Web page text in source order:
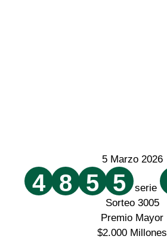
5 Marzo 2026
4 8 5 5 serie
Sorteo 3005
Premio Mayor
$2.000 Millones